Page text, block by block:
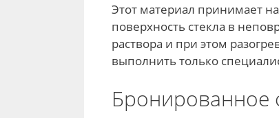
Этот материал принимает
поверхность стекла в
раствора и при этом
выполнить только
Бронированное